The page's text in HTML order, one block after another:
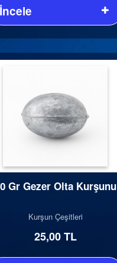
İncele
Gr Gezer Olta Kurşunu
Kurşun Çeşitleri
25,00 TL